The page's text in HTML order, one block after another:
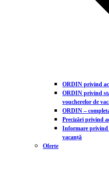
ORDIN privind
ORDIN privind
voucherelor de
ORDIN –
Precizări privind
Informare privind
vacanță
Oferte